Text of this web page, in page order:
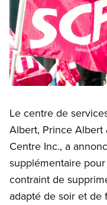
Le centre de
Albert, Prince Albert
Centre Inc., a
supplémentaire
contraint de
adapté de soir et de